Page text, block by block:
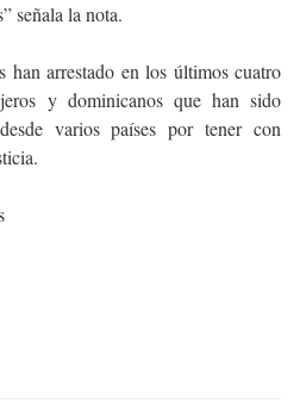
señala la nota.
han arrestado en los últimos cuatro
y dominicanos que han sido
varios países por tener con